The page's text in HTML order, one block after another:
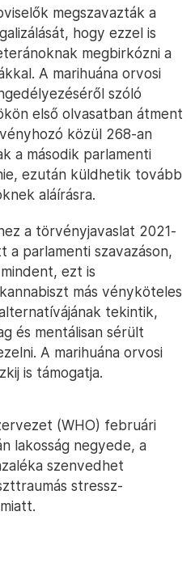
megszavazták a
hogy ezzel is
megbirkózni a
A marihuána orvosi
szóló
első olvasatban átment
közül 268-an
a második parlamenti
ezután küldhetik tovább
aláírásra.
a törvényjavaslat 2021-
parlamenti szavazáson,
ezt is
más vényköteles
tekintik,
és mentálisan sérült
A marihuána orvosi
is támogatja.
(WHO) februári
lakosság negyede, a
szenvedhet
stressz-